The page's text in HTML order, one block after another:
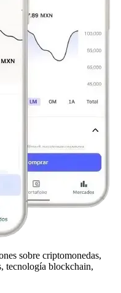
sobre criptomonedas,
tecnología blockchain,